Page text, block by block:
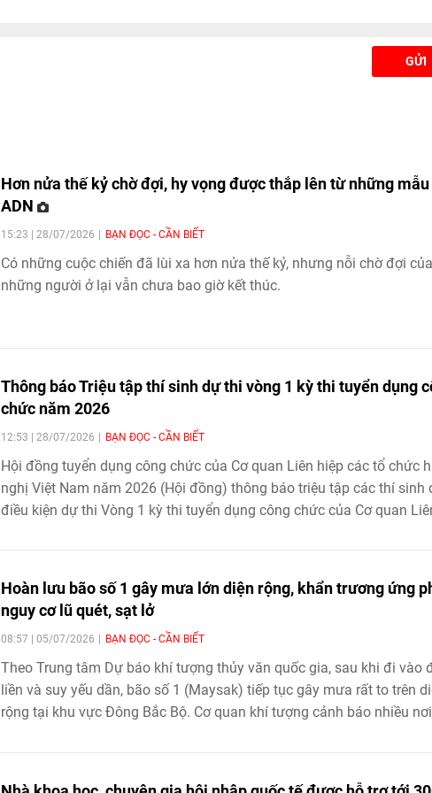
GỬI
Hơn nửa thế kỷ chờ đợi, hy vọng được thắp lên từ những mẫu
ADN
15:23 | 28/07/2026 BẠN ĐỌC - CẦN BIẾT
Có những cuộc chiến đã lùi xa hơn nửa thế kỷ, nhưng nỗi chờ đợi của
những người ở lại vẫn chưa bao giờ kết thúc.
Thông báo Triệu tập thí sinh dự thi vòng 1 kỳ thi tuyển dụng
chức năm 2026
12:53 | 28/07/2026 BẠN ĐỌC - CẦN BIẾT
Hội đồng tuyển dụng công chức của Cơ quan Liên hiệp các tổ chức
nghị Việt Nam năm 2026 (Hội đồng) thông báo triệu tập các thí sinh
điều kiện dự thi Vòng 1 kỳ thi tuyển dụng công chức của Cơ quan
Hoàn lưu bão số 1 gây mưa lớn diện rộng, khẩn trương ứng
nguy cơ lũ quét, sạt lở
08:57 | 05/07/2026 BẠN ĐỌC - CẦN BIẾT
Theo Trung tâm Dự báo khí tượng thủy văn quốc gia, sau khi đi vào
liền và suy yếu dần, bão số 1 (Maysak) tiếp tục gây mưa rất to trên
rộng tại khu vực Đông Bắc Bộ. Cơ quan khí tượng cảnh báo nhiều